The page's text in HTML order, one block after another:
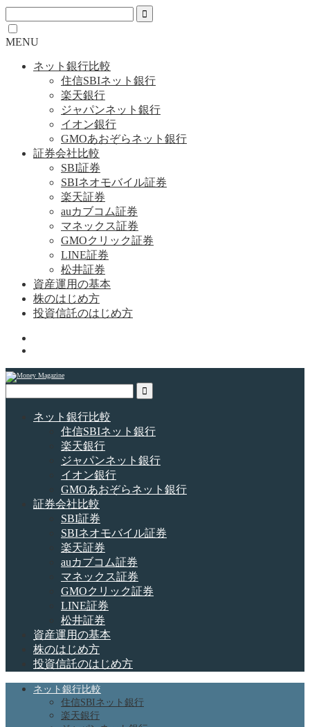
MENU
ネット銀行比較
住信SBIネット銀行
楽天銀行
ジャパンネット銀行
イオン銀行
GMOあおぞらネット銀行
証券会社比較
SBI証券
SBIネオモバイル証券
楽天証券
auカブコム証券
マネックス証券
GMOクリック証券
LINE証券
松井証券
資産運用の基本
株のはじめ方
投資信託のはじめ方
ネット銀行比較
住信SBIネット銀行
楽天銀行
ジャパンネット銀行
イオン銀行
GMOあおぞらネット銀行
証券会社比較
SBI証券
SBIネオモバイル証券
楽天証券
auカブコム証券
マネックス証券
GMOクリック証券
LINE証券
松井証券
資産運用の基本
株のはじめ方
投資信託のはじめ方
ネット銀行比較
住信SBIネット銀行
楽天銀行